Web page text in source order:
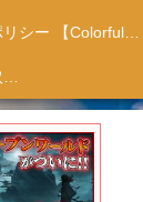
プライバシーポリシー 【Colorful Creation】
特定商取引法に基づく表記（商取引に関する開示）